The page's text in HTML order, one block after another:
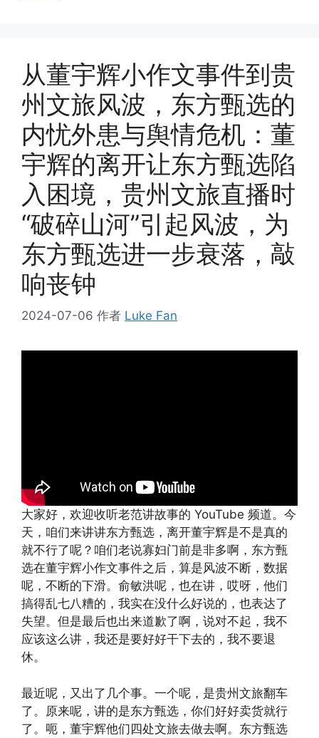
从董宇辉小作文事件到贵
州文旅风波，东方甄选的
内忧外患与舆情危机：董
宇辉的离开让东方甄选陷
入困境，贵州文旅直播时
“破碎山河”引起风波，为
东方甄选进一步衰落，敲
响丧钟
2024-07-06 作者 Luke Fan
大家好，欢迎收听老范讲故事的 YouTube 频道。今
天，咱们来讲讲东方甄选，离开董宇辉是不是真的
就不行了呢？咱们老说寡妇门前是非多啊，东方甄
选在董宇辉小作文事件之后，算是风波不断，数据
呢，不断的下滑。俞敏洪呢，也在讲，哎呀，他们
搞得乱七八糟的，我实在没什么好说的，也表达了
失望。但是最后也出来道歉了啊，说对不起，我不
应该这么讲，我还是要好好干下去的，我不要退
休。
最近呢，又出了几个事。一个呢，是贵州文旅翻车
了。原来呢，讲的是东方甄选，你们好好卖货就行
了。呃，董宇辉他们四处文旅去做去啊。东方甄选